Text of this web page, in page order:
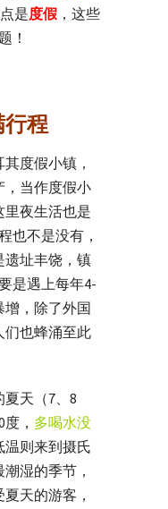
是度假 ，这些
！
行程
度假小镇，
，当作度假小
里夜生活也是
也不是没有，
遗址丰饶，镇
是遇上每年4-
增，除了外国
们也蜂涌至此
夏天（7、8
， 多喝水没
温则来到摄氏
湿的季节，
天的游客，